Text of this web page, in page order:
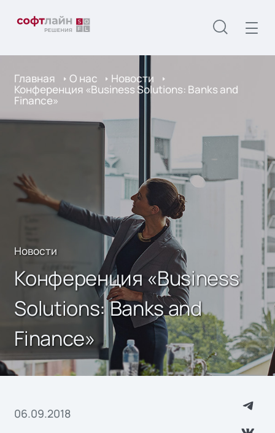
Главная О нас Новости
Конференция «Business Solutions: Banks and
Finance»
Новости
Конференция «Business
Solutions: Banks and
Finance»
06.09.2018